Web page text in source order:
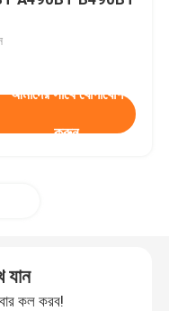
আমাদের সাথে যোগাযোগ
করুন
যান
কল করব!